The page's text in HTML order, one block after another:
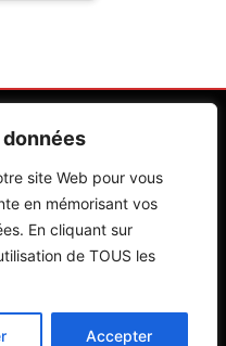
site Web pour vous
en mémorisant vos
En cliquant sur
de TOUS les
Accepter
Mentions Légales